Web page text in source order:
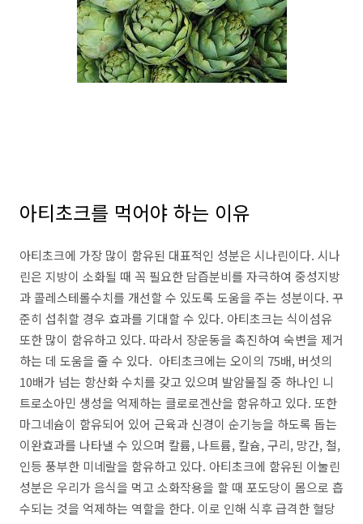
아티초크를 먹어야 하는 이유
아티초크에 가장 많이 함유된 대표적인 성분은 시나린이다. 시나
린은 지방이 소화될 때 꼭 필요한 담즙분비를 자극하여 중성지방
과 콜레스테롤수치를 개선할 수 있도록 도움을 주는 성분이다. 꾸
준히 섭취할 경우 효과를 기대할 수 있다. 아티초크는 식이섬유
또한 많이 함유하고 있다. 따라서 장운동을 촉진하여 숙변을 제거
하는 데 도움을 줄 수 있다. 아티초크에는 오이의 75배, 버섯의
10배가 넘는 항산화 수치를 갖고 있으며 발암물질 중 하나인 니
트로소아민 생성을 억제하는 클로로겐산을 함유하고 있다. 또한
마그네슘이 함유되어 있어 근육과 신경이 순기능을 하도록 돕는
이완효과를 나타낼 수 있으며 칼륨, 나트륨, 칼슘, 구리, 망간, 철,
인등 풍부한 미네랄을 함유하고 있다. 아티초크에 함유된 이눌린
성분은 우리가 음식을 먹고 소화작용을 할 때 포도당이 몸으로 흡
수되는 것을 억제하는 역할을 한다. 이로 인해 식후 급격한 혈당